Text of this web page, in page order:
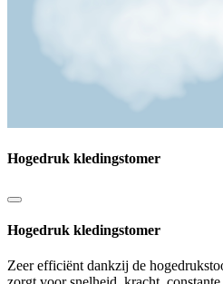
Hogedruk kledingstomer
Hogedruk kledingstomer
Zeer efficiënt dankzij de